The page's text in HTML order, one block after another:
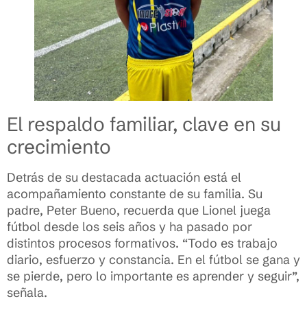
El respaldo familiar, clave en su
crecimiento
Detrás de su destacada actuación está el
acompañamiento constante de su familia. Su
padre, Peter Bueno, recuerda que Lionel juega
fútbol desde los seis años y ha pasado por
distintos procesos formativos. “Todo es trabajo
diario, esfuerzo y constancia. En el fútbol se gana y
se pierde, pero lo importante es aprender y seguir”,
señala.